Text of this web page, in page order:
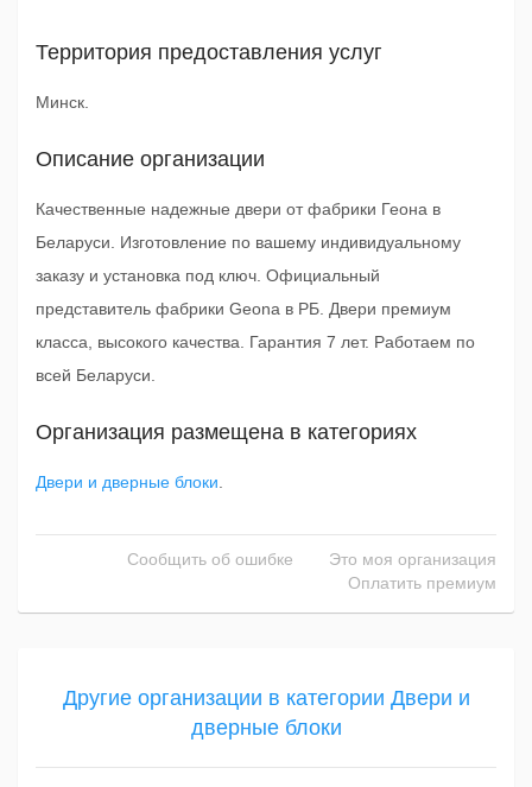
Территория предоставления услуг
Минск.
Описание организации
Качественные надежные двери от фабрики Геона в
Беларуси. Изготовление по вашему индивидуальному
заказу и установка под ключ. Официальный
представитель фабрики Geona в РБ. Двери премиум
класса, высокого качества. Гарантия 7 лет. Работаем по
всей Беларуси.
Организация размещена в категориях
Двери и дверные блоки
Сообщить об ошибке
Это моя организация
Оплатить премиум
Другие организации в категории Двери и
дверные блоки